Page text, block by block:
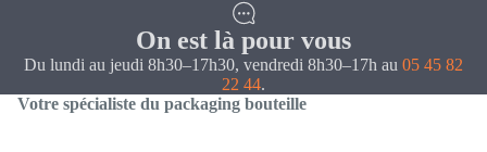
On est là pour vous
Du lundi au jeudi 8h30–17h30, vendredi 8h30–17h au 05 45 82
22 44.
Votre spécialiste du packaging bouteille